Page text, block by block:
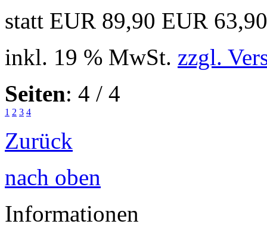
statt EUR 89,90 EUR
inkl. 19 % MwSt. zzgl.
Seiten: 4 / 4
1 2 3 4
Zurück
nach oben
Informationen